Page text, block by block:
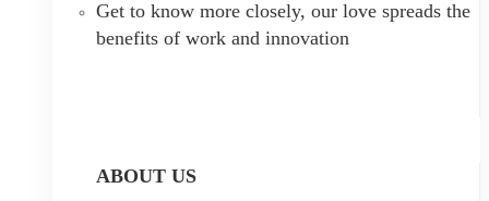
Get to know more closely, our love spreads the
benefits of work and innovation
ABOUT US